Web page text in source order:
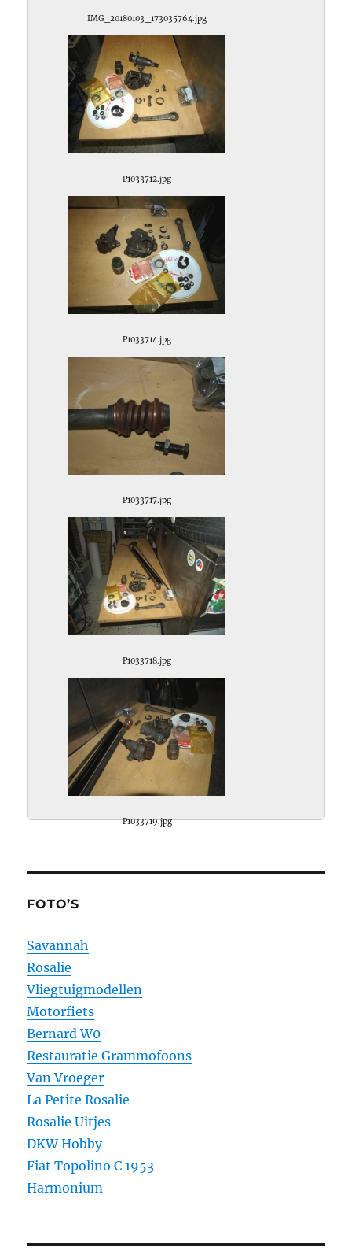
IMG_20180103_173035764.jpg
P1033712.jpg
P1033714.jpg
P1033717.jpg
P1033718.jpg
P1033719.jpg
FOTO’S
Savannah
Rosalie
Vliegtuigmodellen
Motorfiets
Bernard W0
Restauratie Grammofoons
Van Vroeger
La Petite Rosalie
Rosalie Uitjes
DKW Hobby
Fiat Topolino C 1953
Harmonium